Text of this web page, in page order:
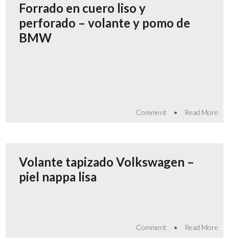
Forrado en cuero liso y
perforado – volante y pomo de
BMW
Comment • Read More
Volante tapizado Volkswagen –
piel nappa lisa
Comment • Read More